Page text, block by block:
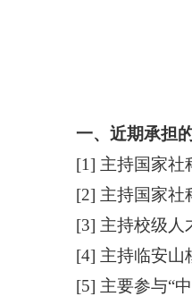
一、近期承担
[1] 主持国家社
[2] 主持国家社
[3] 主持校级人
[4] 主持临安山
[5] 主要参与“